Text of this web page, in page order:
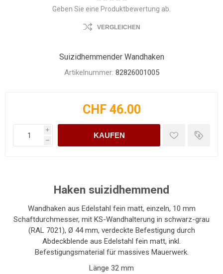
Geben Sie eine Produktbewertung ab.
VERGLEICHEN
Suizidhemmender Wandhaken
Artikelnummer: 82826001005
CHF 46.00
i
h
KAUFEN
Haken suizidhemmend
Wandhaken aus Edelstahl fein matt, einzeln, 10 mm
Schaftdurchmesser, mit KS-Wandhalterung in schwarz-grau
(RAL 7021), Ø 44 mm, verdeckte Befestigung durch
Abdeckblende aus Edelstahl fein matt, inkl.
Befestigungsmaterial für massives Mauerwerk.
Länge 32 mm